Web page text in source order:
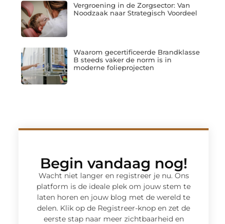
Vergroening in de Zorgsector: Van
Noodzaak naar Strategisch Voordeel
Waarom gecertificeerde Brandklasse
B steeds vaker de norm is in
moderne folieprojecten
Begin vandaag nog!
Wacht niet langer en registreer je nu. Ons
platform is de ideale plek om jouw stem te
laten horen en jouw blog met de wereld te
delen. Klik op de Registreer-knop en zet de
eerste stap naar meer zichtbaarheid en